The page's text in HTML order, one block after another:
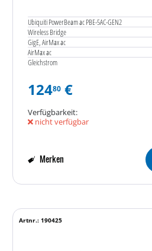
Ubiquiti PowerBeam ac PBE-5AC-GEN2
Wireless Bridge
GigE, AirMax ac
AirMax ac
Gleichstrom
12480 €
Verfügbarkeit:
nicht verfügbar
Merken
Artnr.: 190425